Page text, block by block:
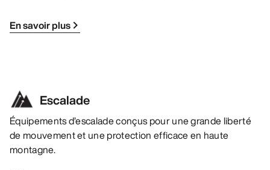
En savoir plus
Escalade
Équipements d’escalade conçus pour une grande liberté
de mouvement et une protection efficace en haute
montagne.